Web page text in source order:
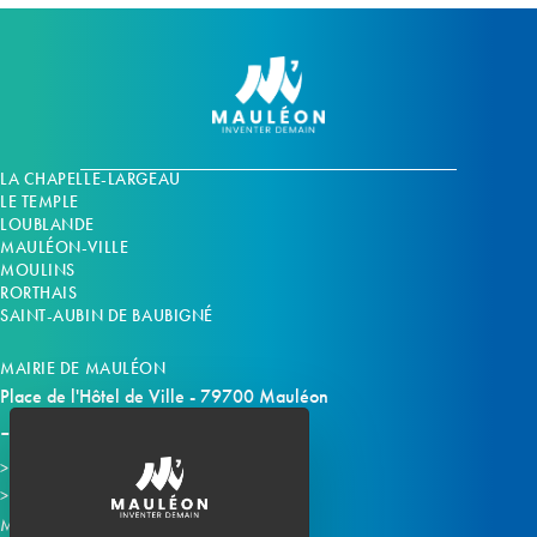
LA CHAPELLE-LARGEAU
LE TEMPLE
LOUBLANDE
MAULÉON-VILLE
MOULINS
RORTHAIS
SAINT-AUBIN DE BAUBIGNÉ
MAIRIE DE MAULÉON
Place de l'Hôtel de Ville - 79700 Mauléon
Horaires d'ouverture
Contacter la mairie
Mauléon sur les réseaux :